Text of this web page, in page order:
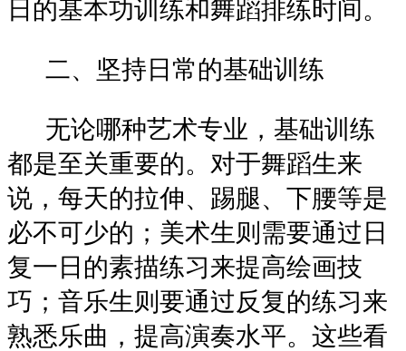
日的基本功训练和舞蹈排练时间。
二、坚持日常的基础训练
无论哪种艺术专业，基础训练
都是至关重要的。对于舞蹈生来
说，每天的拉伸、踢腿、下腰等是
必不可少的；美术生则需要通过日
复一日的素描练习来提高绘画技
巧；音乐生则要通过反复的练习来
熟悉乐曲，提高演奏水平。这些看